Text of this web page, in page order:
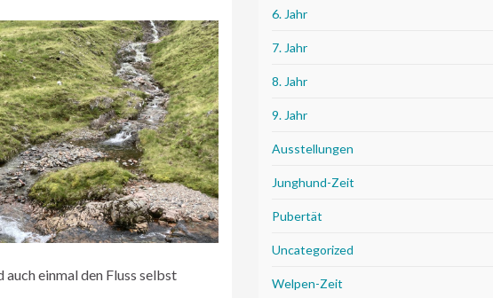
einmal den Fluss selbst
6. Jahr
7. Jahr
8. Jahr
9. Jahr
Ausstellungen
Junghund-Zeit
Pubertät
Uncategorized
Welpen-Zeit